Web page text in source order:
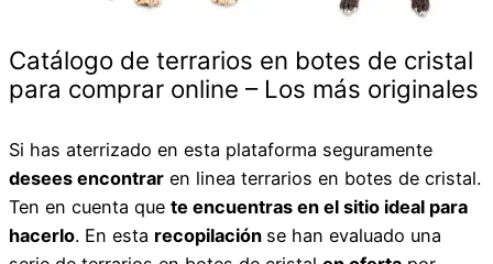
Catálogo de terrarios en botes de cristal
para comprar online – Los más originales
Si has aterrizado en esta plataforma seguramente
desees encontrar en linea terrarios en botes de cristal.
Ten en cuenta que te encuentras en el sitio ideal para
hacerlo. En esta recopilación se han evaluado una